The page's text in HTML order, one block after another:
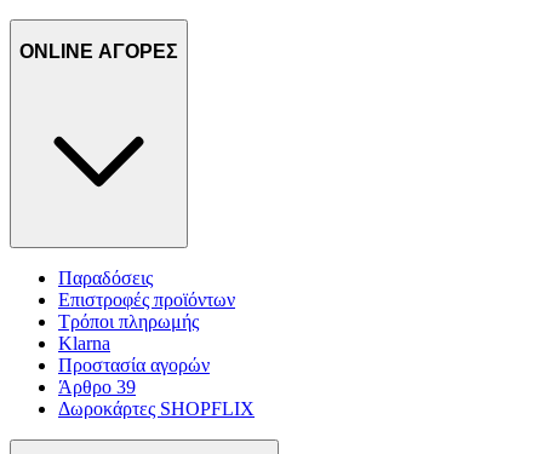
ONLINE ΑΓΟΡΕΣ
Παραδόσεις
Επιστροφές προϊόντων
Τρόποι πληρωμής
Klarna
Προστασία αγορών
Άρθρο 39
Δωροκάρτες SHOPFLIX